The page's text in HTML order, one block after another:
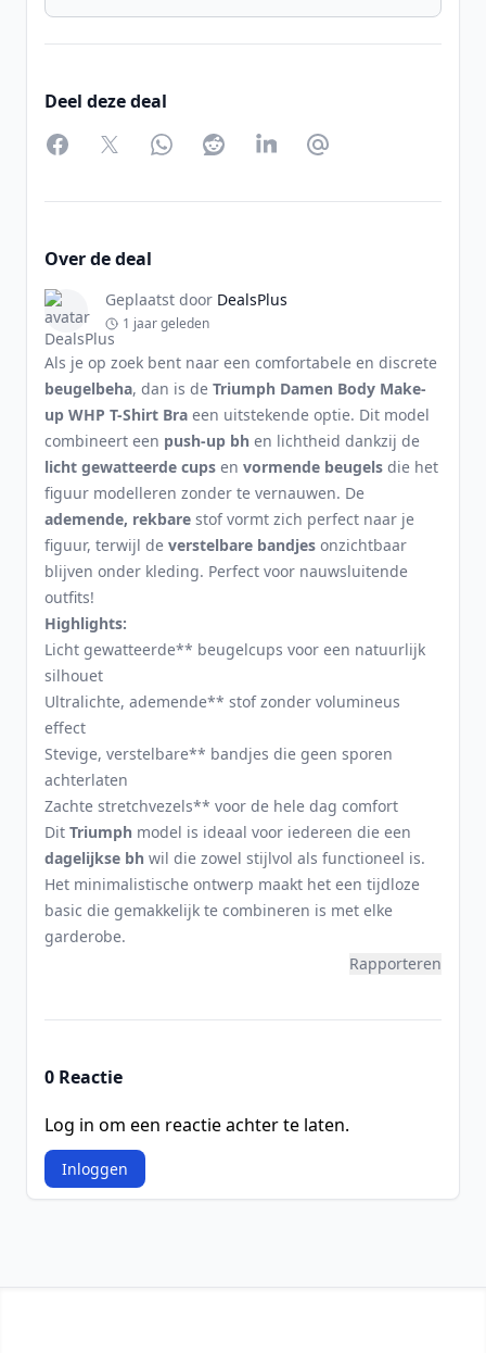
Deel deze deal
FacebookTwitterWhatsAppRedditLinkedInPartager par Email
Over de deal
Geplaatst door DealsPlus
1 jaar geleden
Als je op zoek bent naar een comfortabele en discrete
beugelbeha, dan is de Triumph Damen Body Make-
up WHP T-Shirt Bra een uitstekende optie. Dit model
combineert een push-up bh en lichtheid dankzij de
licht gewatteerde cups en vormende beugels die het
figuur modelleren zonder te vernauwen. De
ademende, rekbare stof vormt zich perfect naar je
figuur, terwijl de verstelbare bandjes onzichtbaar
blijven onder kleding. Perfect voor nauwsluitende
outfits!
Highlights:
Licht gewatteerde** beugelcups voor een natuurlijk
silhouet
Ultralichte, ademende** stof zonder volumineus
effect
Stevige, verstelbare** bandjes die geen sporen
achterlaten
Zachte stretchvezels** voor de hele dag comfort
Dit Triumph model is ideaal voor iedereen die een
dagelijkse bh wil die zowel stijlvol als functioneel is.
Het minimalistische ontwerp maakt het een tijdloze
basic die gemakkelijk te combineren is met elke
garderobe.
Rapporteren
0 Reactie
Log in om een reactie achter te laten.
Inloggen